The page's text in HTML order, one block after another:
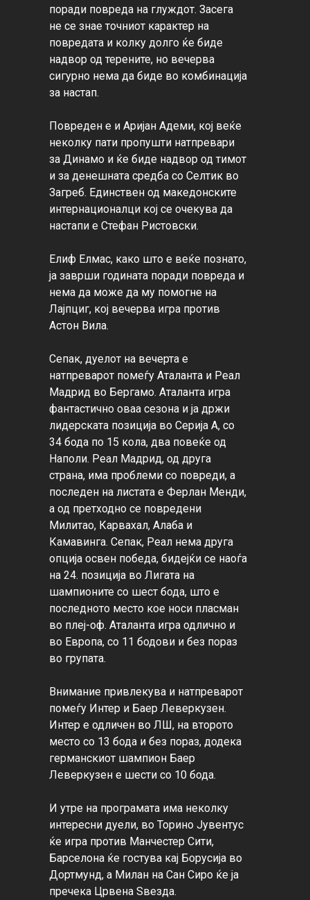
поради повреда на глуждот. Засега
не се знае точниот карактер на
повредата и колку долго ќе биде
надвор од терените, но вечерва
сигурно нема да биде во комбинација
за настап.
Повреден е и Аријан Адеми, кој веќе
неколку пати пропушти натпревари
за Динамо и ќе биде надвор од тимот
и за денешната средба со Селтик во
Загреб. Единствен од македонските
интернационалци кој се очекува да
настапи е Стефан Ристовски.
Елиф Елмас, како што е веќе познато,
ја заврши годината поради повреда и
нема да може да му помогне на
Лајпциг, кој вечерва игра против
Астон Вила.
Сепак, дуелот на вечерта е
натпреварот помеѓу Аталанта и Реал
Мадрид во Бергамо. Аталанта игра
фантастично оваа сезона и ја држи
лидерската позиција во Серија А, со
34 бода по 15 кола, два повеќе од
Наполи. Реал Мадрид, од друга
страна, има проблеми со повреди, а
последен на листата е Ферлан Менди,
а од претходно се повредени
Милитао, Карвахал, Алаба и
Камавинга. Сепак, Реал нема друга
опција освен победа, бидејќи се наоѓа
на 24. позиција во Лигата на
шампионите со шест бода, што е
последното место кое носи пласман
во плеј-оф. Аталанта игра одлично и
во Европа, со 11 бодови и без пораз
во групата.
Внимание привлекува и натпреварот
помеѓу Интер и Баер Леверкузен.
Интер е одличен во ЛШ, на второто
место со 13 бода и без пораз, додека
германскиот шампион Баер
Леверкузен е шести со 10 бода.
И утре на програмата има неколку
интересни дуели, во Торино Јувентус
ќе игра против Манчестер Сити,
Барселона ќе гостува кај Борусија во
Дортмунд, а Милан на Сан Сиро ќе ја
пречека Црвена Ѕвезда.